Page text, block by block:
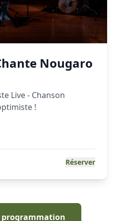
Nougaro
Live - Chanson
!
Réserver